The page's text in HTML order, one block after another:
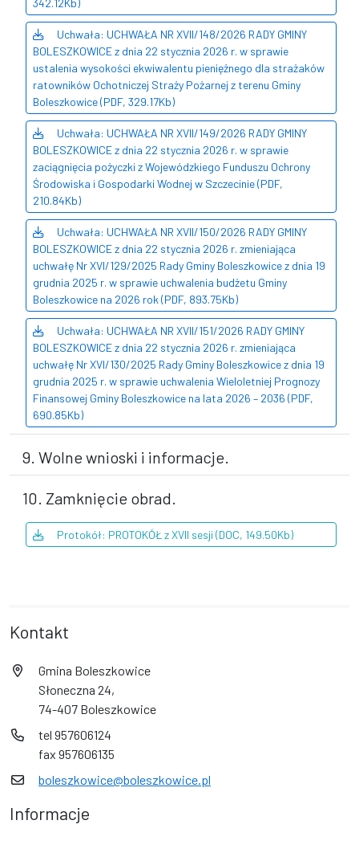
342.12Kb)
Uchwała: UCHWAŁA NR XVII/148/2026 RADY GMINY
BOLESZKOWICE z dnia 22 stycznia 2026 r. w sprawie
ustalenia wysokości ekwiwalentu pieniężnego dla strażaków
ratowników Ochotniczej Straży Pożarnej z terenu Gminy
Boleszkowice (PDF, 329.17Kb)
Uchwała: UCHWAŁA NR XVII/149/2026 RADY GMINY
BOLESZKOWICE z dnia 22 stycznia 2026 r. w sprawie
zaciągnięcia pożyczki z Wojewódzkiego Funduszu Ochrony
Środowiska i Gospodarki Wodnej w Szczecinie (PDF,
210.84Kb)
Uchwała: UCHWAŁA NR XVII/150/2026 RADY GMINY
BOLESZKOWICE z dnia 22 stycznia 2026 r. zmieniająca
uchwałę Nr XVI/129/2025 Rady Gminy Boleszkowice z dnia 19
grudnia 2025 r. w sprawie uchwalenia budżetu Gminy
Boleszkowice na 2026 rok (PDF, 893.75Kb)
Uchwała: UCHWAŁA NR XVII/151/2026 RADY GMINY
BOLESZKOWICE z dnia 22 stycznia 2026 r. zmieniająca
uchwałę Nr XVI/130/2025 Rady Gminy Boleszkowice z dnia 19
grudnia 2025 r. w sprawie uchwalenia Wieloletniej Prognozy
Finansowej Gminy Boleszkowice na lata 2026 – 2036 (PDF,
690.85Kb)
9. Wolne wnioski i informacje.
10. Zamknięcie obrad.
Protokół: PROTOKÓŁ z XVII sesji (DOC, 149.50Kb)
Kontakt
Gmina Boleszkowice
Słoneczna 24,
74-407 Boleszkowice
tel 957606124
fax 957606135
boleszkowice@boleszkowice.pl
Informacje